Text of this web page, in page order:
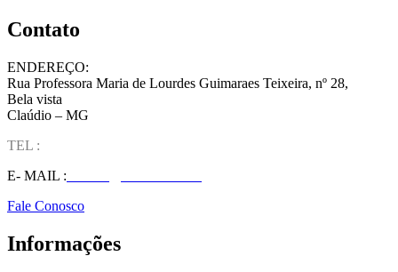
Contato
ENDEREÇO:
Rua Professora Maria de Lourdes Guimaraes Teixeira, nº 28,
Bela vista
Claúdio – MG
TEL :
E- MAIL :
Fale Conosco
Informações